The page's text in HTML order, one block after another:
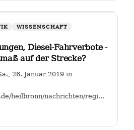
WISSENSCHAFT
Diesel-Fahrverbote -
auf der Strecke?
26. Januar 2019 in
heilbronn/nachrichten/region/